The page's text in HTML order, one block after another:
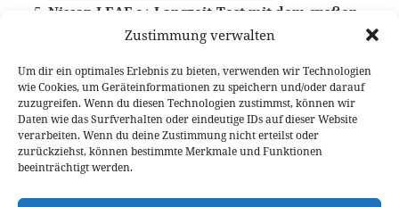
Zustimmung verwalten
Um dir ein optimales Erlebnis zu bieten, verwenden wir Technologien
wie Cookies, um Geräteinformationen zu speichern und/oder darauf
zuzugreifen. Wenn du diesen Technologien zustimmst, können wir
Daten wie das Surfverhalten oder eindeutige IDs auf dieser Website
verarbeiten. Wenn du deine Zustimmung nicht erteilst oder
zurückziehst, können bestimmte Merkmale und Funktionen
beeinträchtigt werden.
Nissan LEAF e+ Langzeit-Test mit dem großen
Veröffentlicht
am
5. Juni 2020 Autor
Fabian Meßner Kategorien
Fahrberichte Schlagwörter
Audi e-
tron,Elektroauto,Video Fahrbericht
Beitragsnavigation
Vorheriger
BMW 4er Coupé (G22): König der Nieren